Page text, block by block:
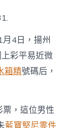
將
10
萬
元
中
獎
彩
錯
人！
先
4日，揚州
彩平易近微
箱精號碼后，
票，這位男性
藍寶堅尼零件